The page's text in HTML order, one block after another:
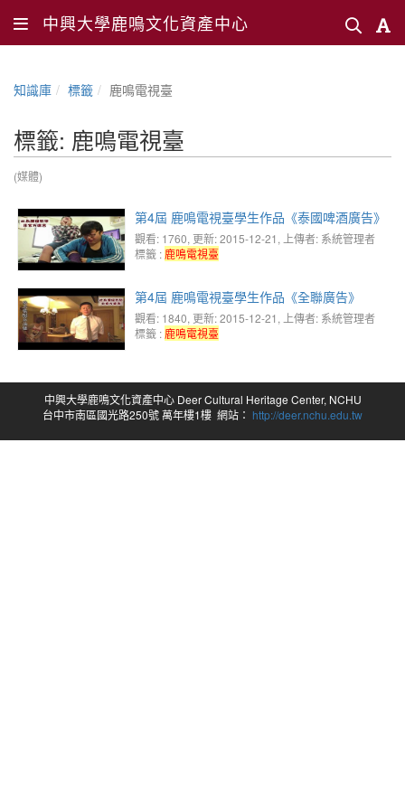
中興大學鹿鳴文化資產中心
知識庫 標籤 鹿鳴電視臺
標籤: 鹿鳴電視臺
(媒體)
第4屆 鹿鳴電視臺學生作品《泰國啤酒廣告》
觀看: 1760, 更新: 2015-12-21, 上傳者: 系統管理者
標籤 : 鹿鳴電視臺
第4屆 鹿鳴電視臺學生作品《全聯廣告》
觀看: 1840, 更新: 2015-12-21, 上傳者: 系統管理者
標籤 : 鹿鳴電視臺
中興大學鹿鳴文化資產中心 Deer Cultural Heritage Center, NCHU
台中市南區國光路250號 萬年樓1樓 網站： http://deer.nchu.edu.tw